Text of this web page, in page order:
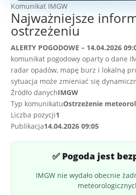
Komunikat IMGW
Najważniejsze
ostrzeżeniu
ALERTY POGODOWE – 14.04.2026
komunikat pogodowy oparty o dane
radar opadów, mapę burz i lokalną
sytuacja może zmieniać się
Źródło danychIMGW
Typ komunikatuOstrzeżenie
Liczba pozycji1
Publikacja14.04.2026 09:05
✅ Pogoda jest
IMGW nie wydało obecnie